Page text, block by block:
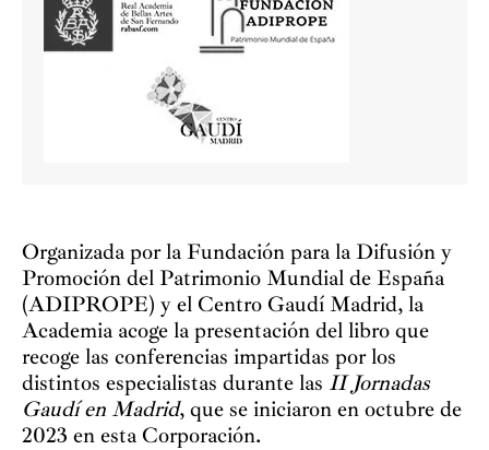
Organizada por la Fundación para la Difusión y
Promoción del Patrimonio Mundial de España
(ADIPROPE) y el Centro Gaudí Madrid, la
Academia acoge la presentación del libro que
recoge las conferencias impartidas por los
distintos especialistas durante las II Jornadas
Gaudí en Madrid, que se iniciaron en octubre de
2023 en esta Corporación.